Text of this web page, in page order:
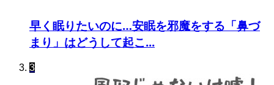
早く眠りたいのに…安眠を邪魔をする「鼻づ
まり」はどうして起こ...
3